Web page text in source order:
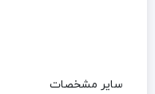
سایر مشخصات